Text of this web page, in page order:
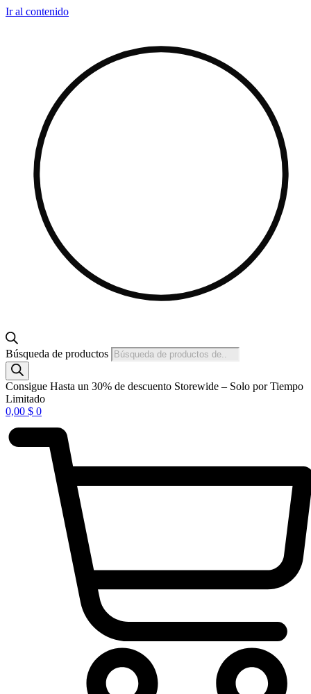
Ir al contenido
Búsqueda de productos
Consigue Hasta un 30% de descuento Storewide – Solo por Tiempo
Limitado
0,00 $ 0